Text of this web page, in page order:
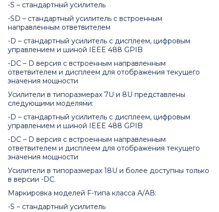
-S – стандартный усилитель
-SD – стандартный усилитель с встроенным
направленным ответвителем
-D – стандартный усилитель с дисплеем, цифровым
управлением и шиной IEEE 488 GPIB
-DC – D версия с встроенным направленным
ответвителем и дисплеем для отображения текущего
значения мощности
Усилители в типоразмерах 7U и 8U представлены
следующими моделями:
-D – стандартный усилитель с дисплеем, цифровым
управлением и шиной IEEE 488 GPIB
-DC – D версия с встроенным направленным
ответвителем и дисплеем для отображения текущего
значения мощности
Усилители в типоразмерах 18U и более доступны только
в версии -DC.
Маркировка моделей F-типа класса А/АВ:
-S – стандартный усилитель